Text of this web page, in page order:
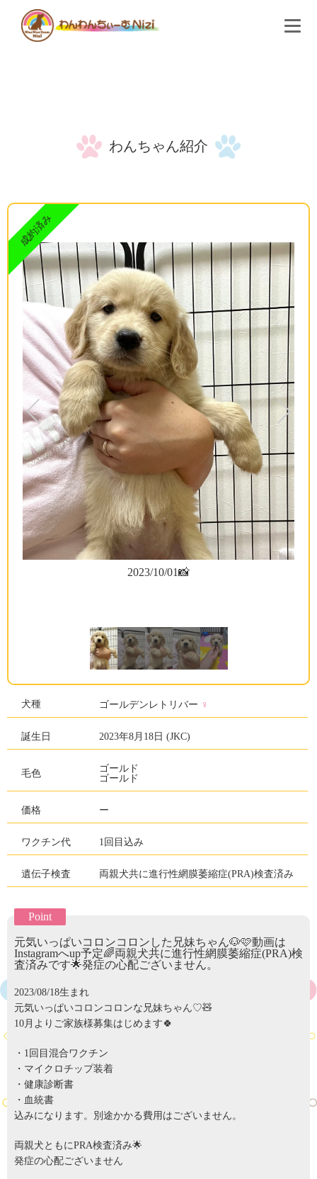
わんちゃん紹介
成約済み
2023/10/01📸
犬種 ゴールデンレトリバー ♀
誕生日 2023年8月18日 (JKC)
毛色
ゴールド
ゴールド
価格 ー
ワクチン代 1回目込み
遺伝子検査 両親犬共に進行性網膜萎縮症(PRA)検査済み
Point
元気いっぱいコロンコロンした兄妹ちゃん🐶🩷動画は
Instagramへup予定🌈両親犬共に進行性網膜萎縮症(PRA)検
査済みです🌟発症の心配ございません。
2023/08/18生まれ
元気いっぱいコロンコロンな兄妹ちゃん♡🧸
10月よりご家族様募集はじめます🍀
・1回目混合ワクチン
・マイクロチップ装着
・健康診断書
・血統書
込みになります。別途かかる費用はございません。
両親犬ともにPRA検査済み🌟
発症の心配ございません